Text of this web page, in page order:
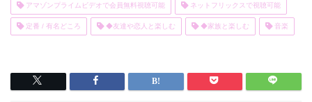
アマゾンプライムビデオで会員無料視聴可能 ネットフリックスで視聴可能
定番 / 有名どころ ◆友達や恋人と楽しむ ◆家族と楽しむ 音楽